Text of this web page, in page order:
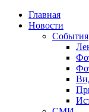
Главная
Новости
События